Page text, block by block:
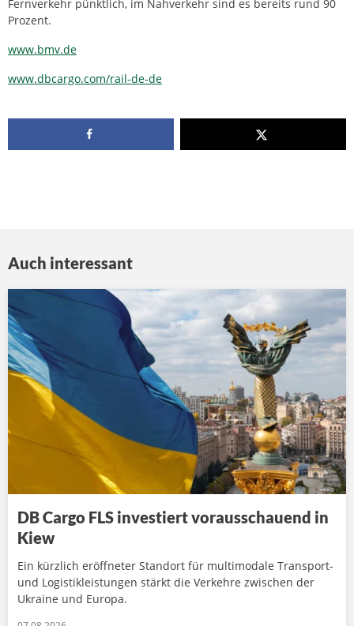
Fernverkehr pünktlich, im Nahverkehr sind es bereits rund 90
Prozent.
www.bmv.de
www.dbcargo.com/rail-de-de
Auch interessant
DB Cargo FLS investiert vorausschauend in
Kiew
Ein kürzlich eröffneter Standort für multimodale Transport-
und Logistikleistungen stärkt die Verkehre zwischen der
Ukraine und Europa.